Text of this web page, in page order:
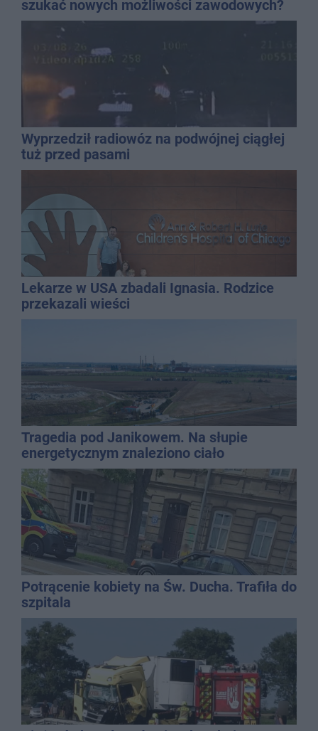
szukać nowych możliwości zawodowych?
Wyprzedził radiowóz na podwójnej ciągłej
tuż przed pasami
Lekarze w USA zbadali Ignasia. Rodzice
przekazali wieści
Tragedia pod Janikowem. Na słupie
energetycznym znaleziono ciało
mężczyzny
Potrącenie kobiety na Św. Ducha. Trafiła do
szpitala